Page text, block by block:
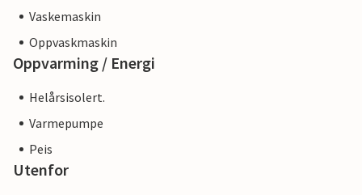
Vaskemaskin
Oppvaskmaskin
Oppvarming / Energi
Helårsisolert.
Varmepumpe
Peis
Utenfor